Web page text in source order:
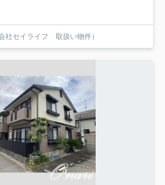
社セイライフ 取扱い物件）